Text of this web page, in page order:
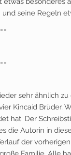
und seine Regeln
sehr ähnlich
Kincaid Brüder.
hat. Der
die Autorin in
der